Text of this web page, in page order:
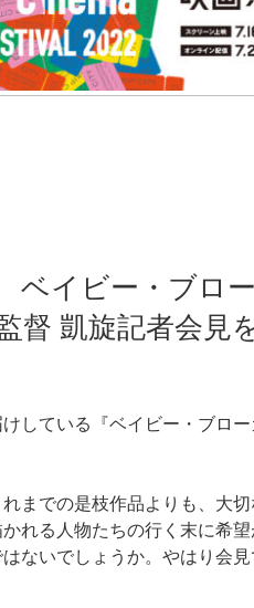
ベイビー・ブロ
督 凱旋記者会見
している『ベイビー・ブロ
までの是枝作品よりも、大
れる人物たちの行く末に希
ないでしょうか。やはり会